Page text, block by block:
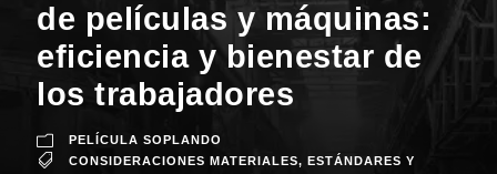
de películas y máquinas:
eficiencia y bienestar de
los trabajadores
PELÍCULA SOPLANDO
CONSIDERACIONES MATERIALES, ESTÁNDARES Y